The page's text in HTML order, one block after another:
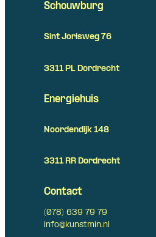
Schouwburg
Sint Jorisweg 76
3311 PL Dordrecht
Energiehuis
Noordendijk 148
3311 RR Dordrecht
Contact
(078) 639 79 79
info@kunstmin.nl